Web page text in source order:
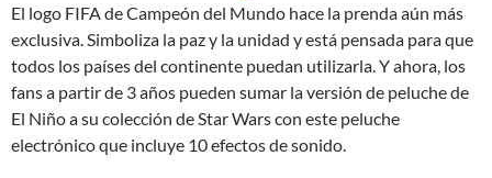
El logo FIFA de Campeón del Mundo hace la prenda aún más
exclusiva. Simboliza la paz y la unidad y está pensada para que
todos los países del continente puedan utilizarla. Y ahora, los
fans a partir de 3 años pueden sumar la versión de peluche de
El Niño a su colección de Star Wars con este peluche
electrónico que incluye 10 efectos de sonido.